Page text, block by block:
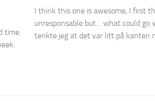
time
I think this one is awesome, I first
unresponsable but… what could go
tenkte jeg at det var litt på kanten